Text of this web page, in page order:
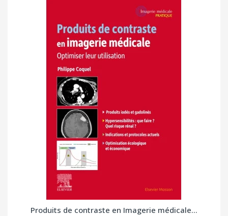
Produits de contraste en Imagerie médicale...